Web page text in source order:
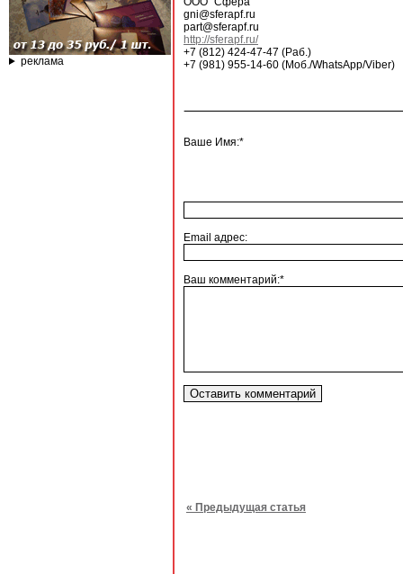
реклама
gni@sferapf.ru
part@sferapf.ru
http://sferapf.ru/
+7 (812) 424-47-47 (Раб.)
+7 (981) 955-14-60 (Моб./WhatsApp/Viber)
Ваше Имя:*
Email адрес:
Ваш комментарий:*
« Предыдущая статья